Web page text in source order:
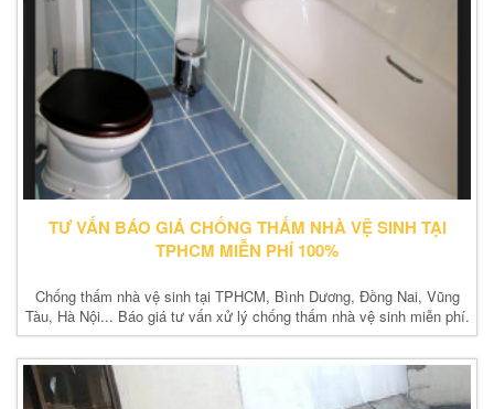
TƯ VẤN BÁO GIÁ CHỐNG THẤM NHÀ VỆ SINH TẠI
TPHCM MIỄN PHÍ 100%
Chống thấm nhà vệ sinh tại TPHCM, Bình Dương, Đồng Nai, Vũng
Tàu, Hà Nội... Báo giá tư vấn xử lý chống thấm nhà vệ sinh miễn phí.